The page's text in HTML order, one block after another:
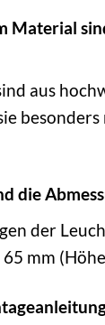
Material
aus
die
der
mm